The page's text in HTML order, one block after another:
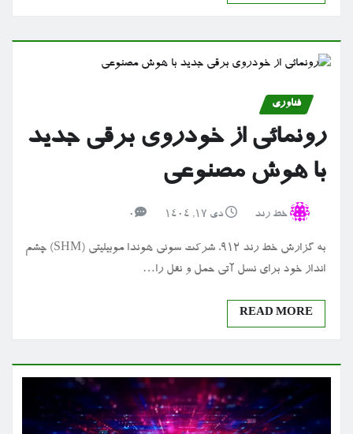
فناوری
رونمائی از خودروی برقی جدید
با هوش مصنوعی
خط رند دی ۱۷, ۱۴۰۴ 0
به گزارش خط رند 912، شرکت سونی هوندا موبیلیتی (SHM) چشم
انداز خود برای نسل آتی حمل و نقل را…
READ MORE